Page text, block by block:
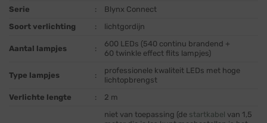
Serie
:
Blynx Connect
Soort verlichting
: lichtgordijn
Aantal lampjes :
600 LEDs (540 continu brandend +
60 twinkle effect flits lampjes)
Type lampjes :
professionele kwaliteit LEDs met hoge
lichtopbrengst
Verlichte lengte
:
2 m
niet van toepassing (de startkabel van 1,5